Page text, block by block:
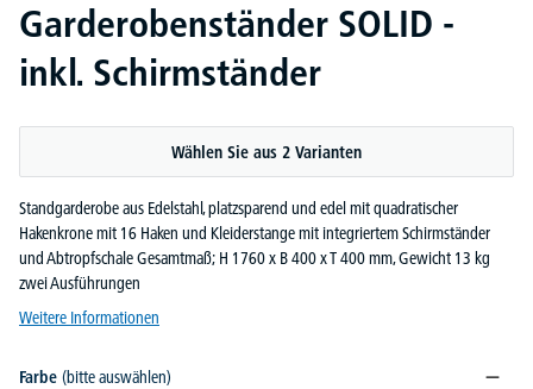
Garderobenständer SOLID -
inkl. Schirmständer
Wählen Sie aus 2 Varianten
Standgarderobe aus Edelstahl, platzsparend und edel mit quadratischer
Hakenkrone mit 16 Haken und Kleiderstange mit integriertem Schirmständer
und Abtropfschale Gesamtmaß; H 1760 x B 400 x T 400 mm, Gewicht 13 kg
zwei Ausführungen
Weitere Informationen
Farbe (bitte auswählen)